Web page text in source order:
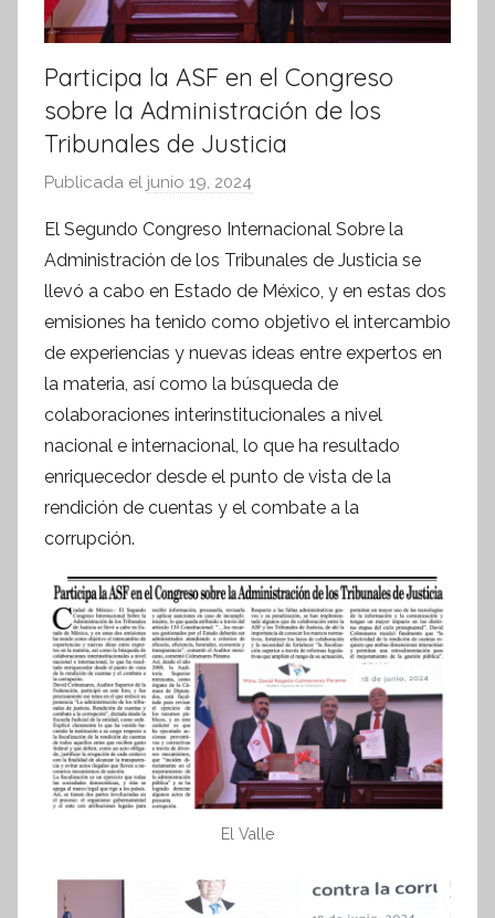
Participa la ASF en el Congreso
sobre la Administración de los
Tribunales de Justicia
Publicada el junio 19, 2024
r
S
í
n
t
e
s
i
s
o
r
m
t
i
v
a
El Segundo Congreso Internacional Sobre la
Administración de los Tribunales de Justicia se
llevó a cabo en Estado de México, y en estas dos
emisiones ha tenido como objetivo el intercambio
de experiencias y nuevas ideas entre expertos en
la materia, así como la búsqueda de
colaboraciones interinstitucionales a nivel
nacional e internacional, lo que ha resultado
enriquecedor desde el punto de vista de la
rendición de cuentas y el combate a la
corrupción.
El Valle